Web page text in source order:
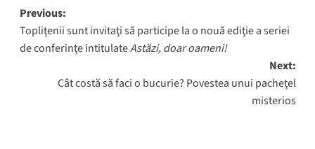
Post
navigation
Previous:
Topliţenii sunt invitaţi să participe la o nouă ediţie a seriei
de conferinţe intitulateAstăzi, doar oameni!
Next:
Cât costă să faci o bucurie? Povestea unui pacheţel
misterios